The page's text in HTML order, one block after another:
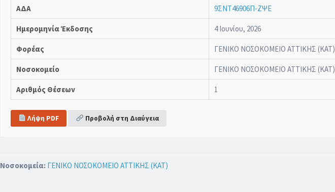
ΑΔΑ 9ΣΝΤ46906Π-ΖΨΕ
Ημερομηνία Έκδοσης 4 Ιουνίου, 2026
Φορέας ΓΕΝΙΚΟ ΝΟΣΟΚΟΜΕΙΟ ΑΤΤΙΚΗΣ (ΚΑΤ)
Νοσοκομείο ΓΕΝΙΚΟ ΝΟΣΟΚΟΜΕΙΟ ΑΤΤΙΚΗΣ (ΚΑΤ)
Αριθμός Θέσεων 1
Λήψη PDF Προβολή στη Διαύγεια
Νοσοκομεία: ΓΕΝΙΚΟ ΝΟΣΟΚΟΜΕΙΟ ΑΤΤΙΚΗΣ (ΚΑΤ)